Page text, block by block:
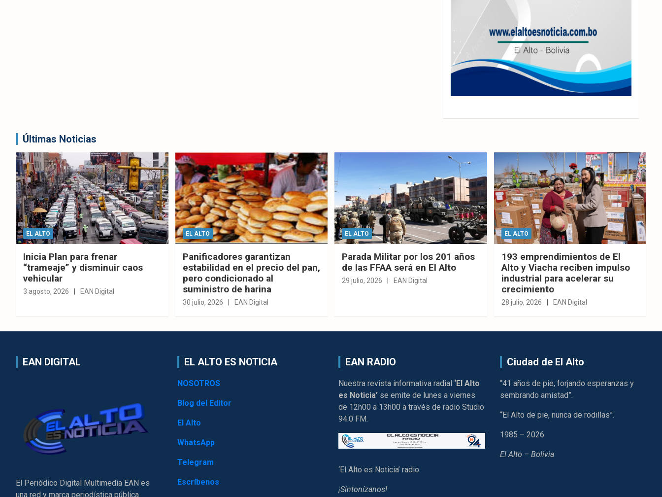
Últimas Noticias
EL ALTO
Inicia Plan para frenar
“trameaje” y disminuir caos
vehicular
3 agosto, 2026 EAN Digital
EL ALTO
Panificadores garantizan
estabilidad en el precio del pan,
pero condicionado al
suministro de harina
30 julio, 2026 EAN Digital
EL ALTO
Parada Militar por los 201 años
de las FFAA será en El Alto
29 julio, 2026 EAN Digital
EL ALTO
193 emprendimientos de El
Alto y Viacha reciben impulso
industrial para acelerar su
crecimiento
28 julio, 2026 EAN Digital
EAN DIGITAL
El Periódico Digital Multimedia EAN es
una red y marca periodística pública
EL ALTO ES NOTICIA
NOSOTROS
Blog del Editor
El Alto
WhatsApp
Telegram
Escríbenos
EAN RADIO
Nuestra revista informativa radial ‘El Alto
es Noticia’ se emite de lunes a viernes
de 12h00 a 13h00 a través de radio Studio
94.0 FM.
‘El Alto es Noticia’ radio
¡Sintonízanos!
Ciudad de El Alto
“41 años de pie, forjando esperanzas y
sembrando amistad”.
“El Alto de pie, nunca de rodillas”.
1985 – 2026
El Alto – Bolivia